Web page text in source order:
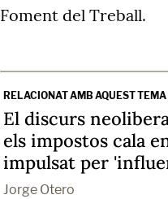
Foment del Treball.
RELACIONAT AMB AQUEST TEMA
El discurs
els impostos cala
impulsat per
Jorge Otero